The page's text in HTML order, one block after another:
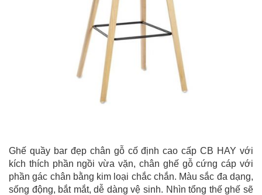
Ghế quầy bar đẹp chân gỗ cố định cao cấp CB HAY với
kích thích phần ngồi vừa vặn, chân ghế gỗ cứng cáp với
phần gác chân bằng kim loại chắc chắn. Màu sắc đa dạng,
sống động, bắt mắt, dễ dàng vệ sinh. Nhìn tổng thế ghế sẽ